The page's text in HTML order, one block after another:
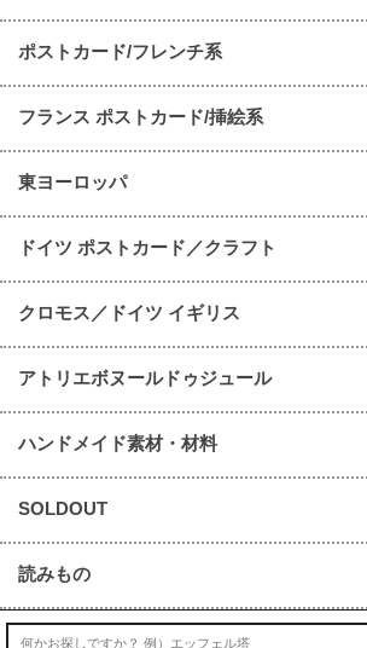
ポストカード/フレンチ系
フランス ポストカード/挿絵系
東ヨーロッパ
ドイツ ポストカード／クラフト
クロモス／ドイツ イギリス
アトリエボヌールドゥジュール
ハンドメイド素材・材料
SOLDOUT
読みもの